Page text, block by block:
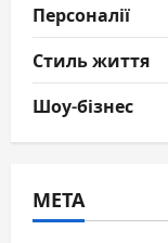
Персоналії
Стиль життя
Шоу-бізнес
МЕТА